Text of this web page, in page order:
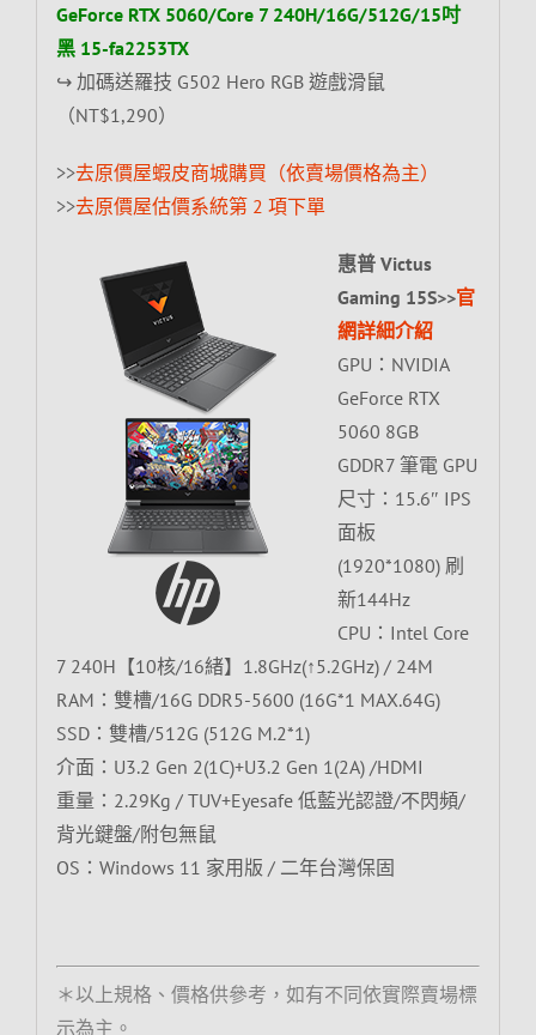
GeForce RTX 5060/Core 7 240H/16G/512G/15吋
黑 15-fa2253TX
↪ 加碼送羅技 G502 Hero RGB 遊戲滑鼠
（NT$1,290）
>>去原價屋蝦皮商城購買（依賣場價格為主）
>>去原價屋估價系統第 2 項下單
惠普 Victus
Gaming 15S>>官
網詳細介紹
GPU：NVIDIA
GeForce RTX
5060 8GB
GDDR7 筆電 GPU
尺寸：15.6″ IPS
面板
(1920*1080) 刷
新144Hz
CPU：Intel Core
7 240H【10核/16緒】1.8GHz(↑5.2GHz) / 24M
RAM：雙槽/16G DDR5-5600 (16G*1 MAX.64G)
SSD：雙槽/512G (512G M.2*1)
介面：U3.2 Gen 2(1C)+U3.2 Gen 1(2A) /HDMI
重量：2.29Kg / TUV+Eyesafe 低藍光認證/不閃頻/
背光鍵盤/附包無鼠
OS：Windows 11 家用版 / 二年台灣保固
＊以上規格、價格供參考，如有不同依實際賣場標
示為主。